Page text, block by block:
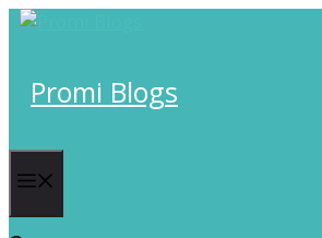
Skip
Promi Blogs